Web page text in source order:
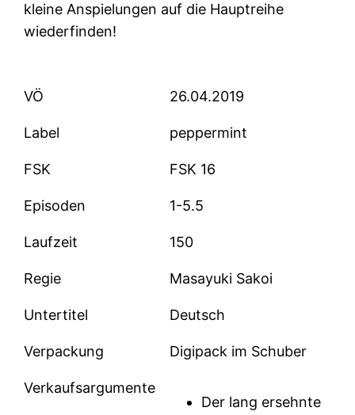
kleine Anspielungen auf die Hauptreihe
wiederfinden!
VÖ 26.04.2019
Label peppermint
FSK FSK 16
Episoden 1-5.5
Laufzeit 150
Regie Masayuki Sakoi
Untertitel Deutsch
Verpackung Digipack im Schuber
Verkaufsargumente
Der lang ersehnte